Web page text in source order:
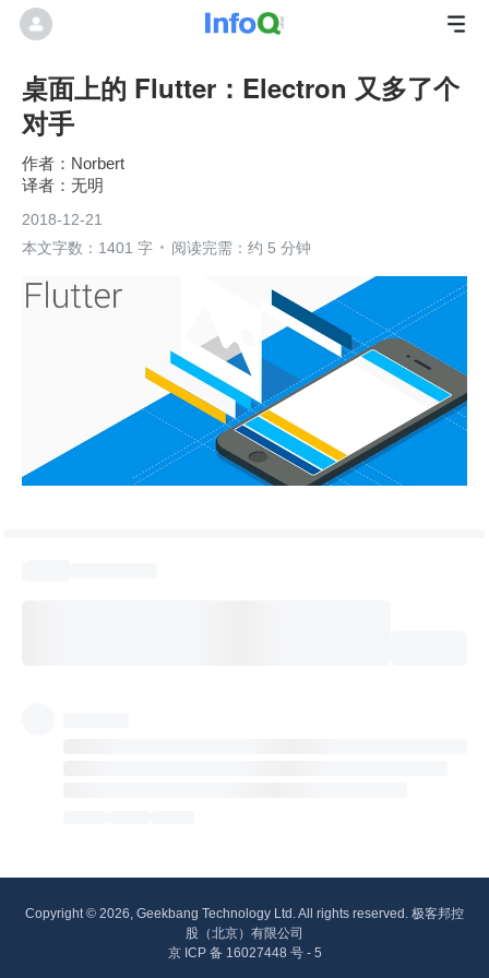
桌面上的 Flutter：Electron 又多了个
对手
Norbert
无明
2018-12-21
本文字数：1401 字
阅读完需：约 5 分钟
Copyright © 2026, Geekbang Technology Ltd. All rights reserved. 极客邦控
股（北京）有限公司
京 ICP 备 16027448 号 - 5